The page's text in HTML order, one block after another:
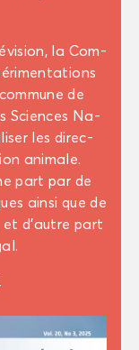
la Com­
de
Sciences Na­
les di­rec­
ani­male.
part par de
ainsi que de
d’autre part